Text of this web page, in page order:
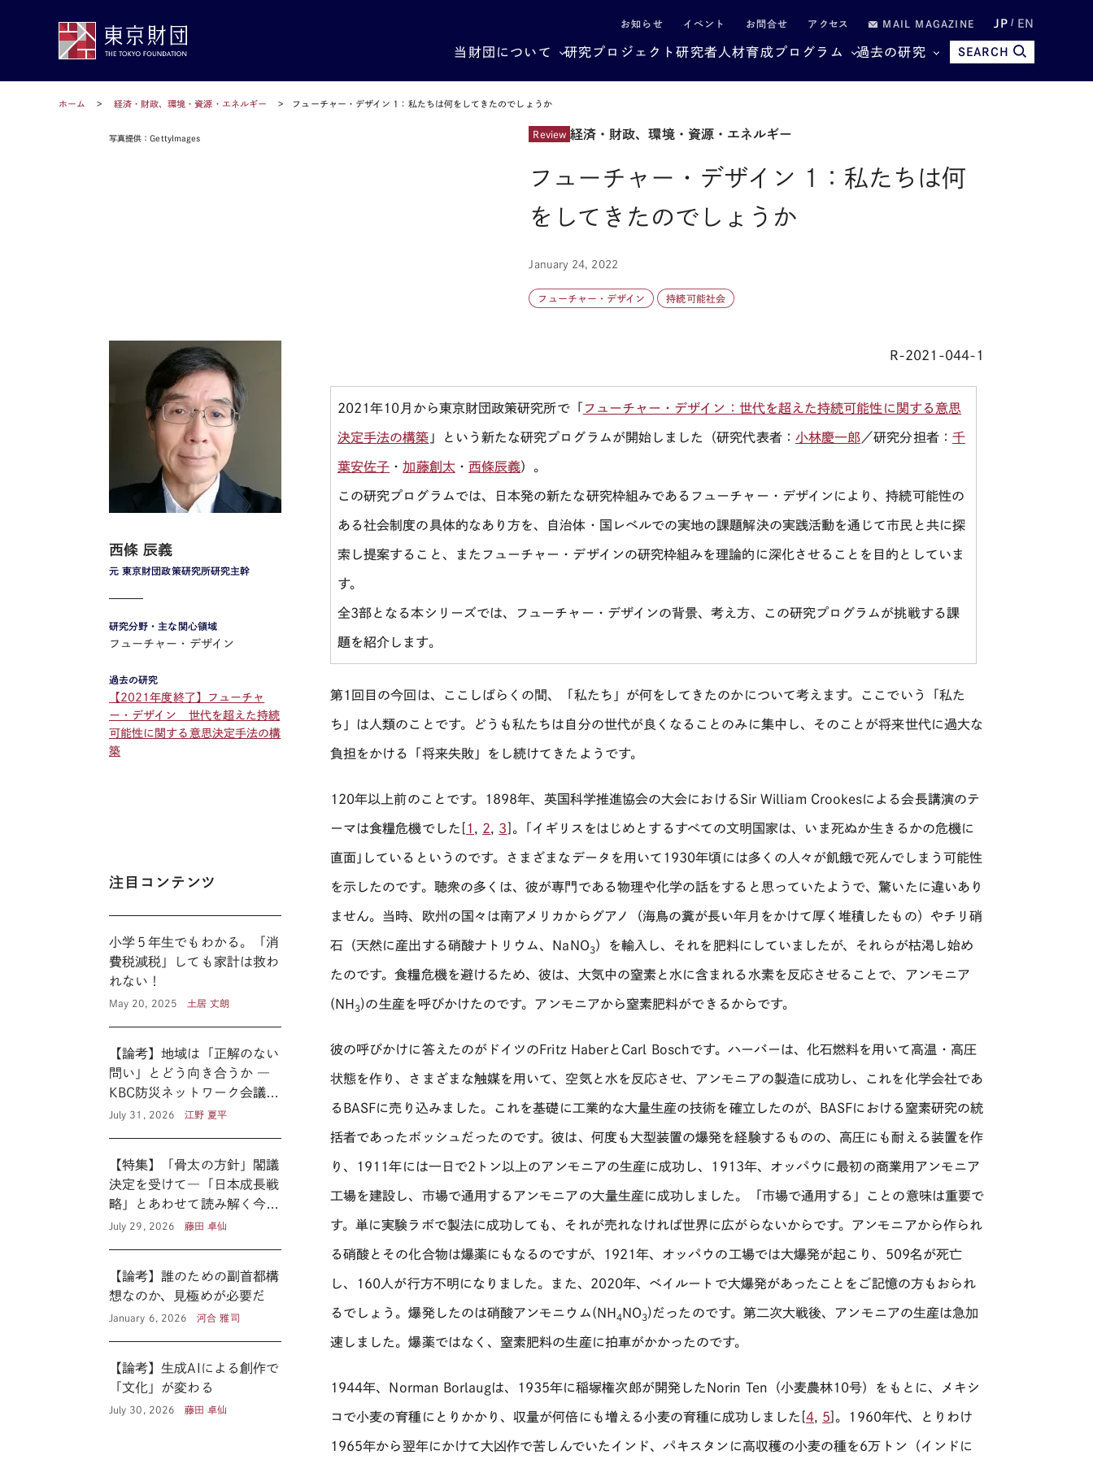
お知らせ イベント お問合せ アクセス MAIL MAGAZINE JP EN
当財団について 研究プロジェクト研究者 人材育成プログラム 過去の研究 SEARCH
ホーム 経済・財政、環境・資源・エネルギー フューチャー・デザイン 1：私たちは何をしてきたのでしょうか
写真提供：GettyImages Review 経済・財政、環境・資源・エネルギー
フューチャー・デザイン 1：私たちは何
をしてきたのでしょうか
January 24, 2022
フューチャー・デザイン 持続可能社会
R-2021-044-1
2021年10月から東京財団政策研究所で「 フューチャー・デザイン：世代を超えた持続可能性に関する意思
決定手法の構築 」という新たな研究プログラムが開始しました（研究代表者： 小林慶一郎 ／研究分担者： 千
葉安佐子 ・加藤創太・ 西條辰義）。
この研究プログラムでは、日本発の新たな研究枠組みであるフューチャー・デザインにより、持続可能性の
ある社会制度の具体的なあり方を、自治体・国レベルでの実地の課題解決の実践活動を通じて市民と共に探
索し提案すること、またフューチャー・デザインの研究枠組みを理論的に深化させることを目的としていま
す。
全3部となる本シリーズでは、フューチャー・デザインの背景、考え方、この研究プログラムが挑戦する課
題を紹介します。
第1回目の今回は、ここしばらくの間、「私たち」が何をしてきたのかについて考えます。ここでいう「私た
ち」は人類のことです。どうも私たちは自分の世代が良くなることのみに集中し、そのことが将来世代に過大な
負担をかける「将来失敗」をし続けてきたようです。
120年以上前のことです。1898年、英国科学推進協会の大会におけるSir William Crookesによる会長講演のテ
ーマは食糧危機でした[ 1 2 3 ]。｢イギリスをはじめとするすべての文明国家は、いま死ぬか生きるかの危機に
直面｣しているというのです。さまざまなデータを用いて1930年頃には多くの人々が飢餓で死んでしまう可能性
を示したのです。聴衆の多くは、彼が専門である物理や化学の話をすると思っていたようで、驚いたに違いあり
ません。当時、欧州の国々は南アメリカからグアノ（海鳥の糞が長い年月をかけて厚く堆積したもの）やチリ硝
石（天然に産出する硝酸ナトリウム、NaNO3 ）を輸入し、それを肥料にしていましたが、それらが枯渇し始め
たのです。食糧危機を避けるため、彼は、大気中の窒素と水に含まれる水素を反応させることで、アンモニア
(NH 3)の生産を呼びかけたのです。アンモニアから窒素肥料ができるからです。
彼の呼びかけに答えたのがドイツのFritz HaberとCarl Boschです。ハーバーは、化石燃料を用いて高温・高圧
状態を作り、さまざまな触媒を用いて、空気と水を反応させ、アンモニアの製造に成功し、これを化学会社であ
るBASFに売り込みました。これを基礎に工業的な大量生産の技術を確立したのが、BASFにおける窒素研究の統
括者であったボッシュだったのです。彼は、何度も大型装置の爆発を経験するものの、高圧にも耐える装置を作
り、1911年には一日で2トン以上のアンモニアの生産に成功し、1913年、オッパウに最初の商業用アンモニア
工場を建設し、市場で通用するアンモニアの大量生産に成功しました。「市場で通用する」ことの意味は重要で
す。単に実験ラボで製法に成功しても、それが売れなければ世界に広がらないからです。アンモニアから作られ
る硝酸とその化合物は爆薬にもなるのですが、1921年、オッパウの工場では大爆発が起こり、509名が死亡
し、160人が行方不明になりました。また、2020年、ベイルートで大爆発があったことをご記憶の方もおられ
るでしょう。爆発したのは硝酸アンモニウム(NH 4 NO3)だったのです。第二次大戦後、アンモニアの生産は急加
速しました。爆薬ではなく、窒素肥料の生産に拍車がかかったのです。
1944年、Norman Borlaugは、1935年に稲塚権次郎が開発したNorin Ten（小麦農林10号）をもとに、メキシ
コで小麦の育種にとりかかり、収量が何倍にも増える小麦の育種に成功しました[ 4 5 ]。1960年代、とりわけ
1965年から翌年にかけて大凶作で苦しんでいたインド、パキスタンに高収穫の小麦の種を6万トン（インドに
元 東京財団政策研究所研究主幹
西條 辰義
研究分野・主な関心領域
フューチャー・デザイン
過去の研究
【2021年度終了】フューチャ
ー・デザイン 世代を超えた持続
可能性に関する意思決定手法の構
築
注目コンテンツ
小学５年生でもわかる。「消
費税減税」しても家計は救わ
れない！
May 20, 2025 土居 丈朗
【論考】地域は「正解のない
問い」とどう向き合うか ―
KBC防災ネットワーク会議に
見る新たな公共性 ―
July 31, 2026 江野 夏平
【特集】「骨太の方針」閣議
決定を受けて―「日本成長戦
略」とあわせて読み解く今後
の医療政策―
July 29, 2026 藤田 卓仙
【論考】誰のための副首都構
想なのか、見極めが必要だ
January 6, 2026 河合 雅司
【論考】生成AIによる創作で
「文化」が変わる
July 30, 2026 藤田 卓仙